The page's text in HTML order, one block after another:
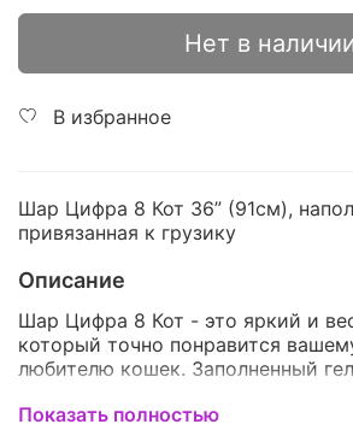
Нет в
В избранное
Шар Цифра 8 Кот 36” (91см),
привязанная к грузику
Описание
Шар Цифра 8 Кот - это яркий и
который точно понравится
любителю кошек. Заполненный
легко парить в воздухе и
внимание. Оранжевые цвета шара
Показать полностью